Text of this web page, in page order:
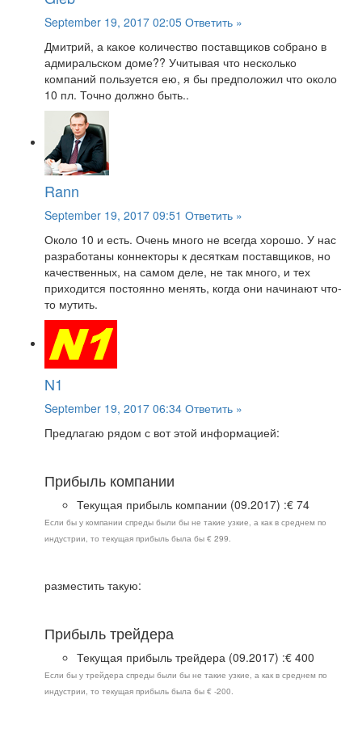
September 19, 2017 02:05 Ответить »
Дмитрий, а какое количество поставщиков собрано в
адмиральском доме?? Учитывая что несколько
компаний пользуется ею, я бы предположил что около
10 пл. Точно должно быть..
Rann
September 19, 2017 09:51 Ответить »
Около 10 и есть. Очень много не всегда хорошо. У нас
разработаны коннекторы к десяткам поставщиков, но
качественных, на самом деле, не так много, и тех
приходится постоянно менять, когда они начинают что-
то мутить.
N1
September 19, 2017 06:34 Ответить »
Предлагаю рядом с вот этой информацией:
Прибыль компании
Текущая прибыль компании (09.2017) :€ 74
Если бы у компании спреды были бы не такие узкие, а как в среднем по
индустрии, то текущая прибыль была бы € 299.
разместить такую:
Прибыль трейдера
Текущая прибыль трейдера (09.2017) :€ 400
Если бы у трейдера спреды были бы не такие узкие, а как в среднем по
индустрии, то текущая прибыль была бы € -200.